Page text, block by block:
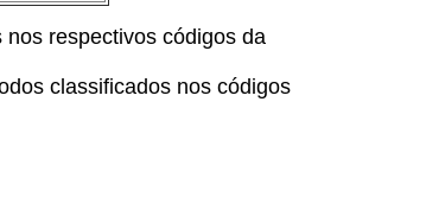
respectivos códigos da
classificados nos códigos